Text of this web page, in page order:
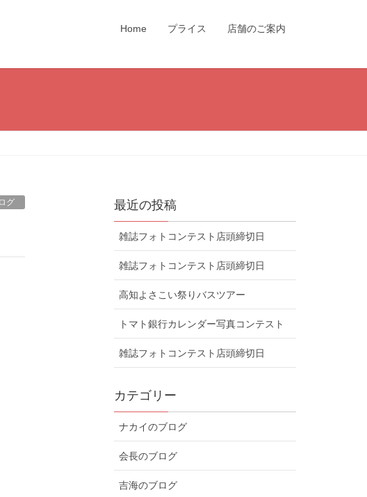
Home プライス 店舗のご案内
グ 最近の投稿
雑誌フォトコンテスト店頭締切日
雑誌フォトコンテスト店頭締切日
高知よさこい祭りバスツアー
トマト銀行カレンダー写真コンテスト
雑誌フォトコンテスト店頭締切日
カテゴリー
ナカイのブログ
会長のブログ
吉海のブログ